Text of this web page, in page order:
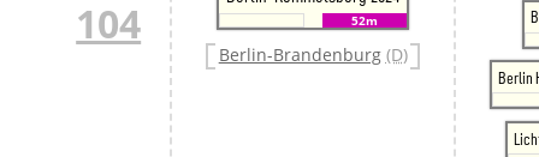
104 52m
Berlin-Brandenburg (D)
Berlin